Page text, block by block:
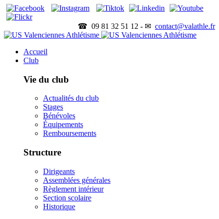
☎ 09 81 32 51 12 - ✉ contact@valathle.fr
Accueil
Club
Vie du club
Actualités du club
Stages
Bénévoles
Équipements
Remboursements
Structure
Dirigeants
Assemblées générales
Règlement intérieur
Section scolaire
Historique